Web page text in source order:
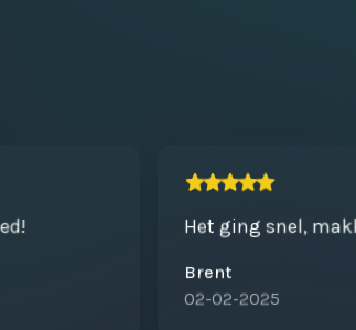
Het ging snel,
Brent
02-02-2025